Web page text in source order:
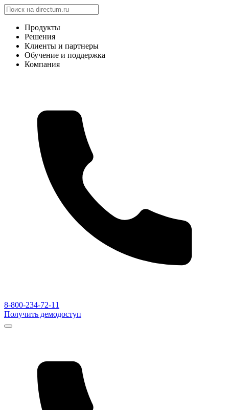
Продукты
Решения
Клиенты и партнеры
Обучение и поддержка
Компания
8-800-234-72-11
Получить демодоступ